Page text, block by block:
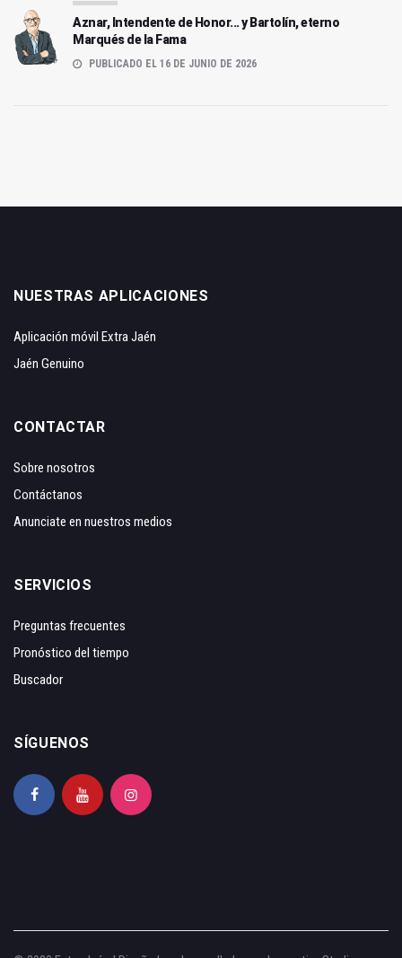
Aznar, Intendente de Honor... y Bartolín, eterno
Marqués de la Fama
PUBLICADO EL 16 DE JUNIO DE 2026
NUESTRAS APLICACIONES
Aplicación móvil Extra Jaén
Jaén Genuino
CONTACTAR
Sobre nosotros
Contáctanos
Anunciate en nuestros medios
SERVICIOS
Preguntas frecuentes
Pronóstico del tiempo
Buscador
SÍGUENOS